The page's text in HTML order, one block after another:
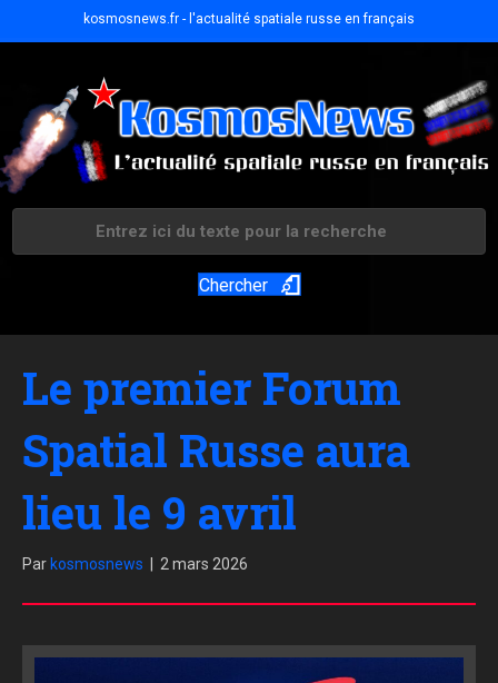
kosmosnews.fr - l'actualité spatiale russe en français
Chercher
Le premier Forum
Spatial Russe aura
lieu le 9 avril
Par kosmosnews 2 mars 2026